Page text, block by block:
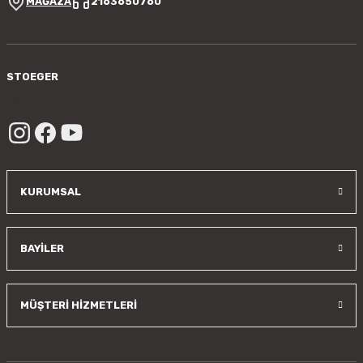
STOEGER
KURUMSAL
BAYİLER
MÜŞTERİ HİZMETLERİ